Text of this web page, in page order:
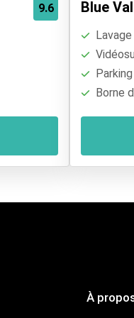
9.6 Blue
Borne
À